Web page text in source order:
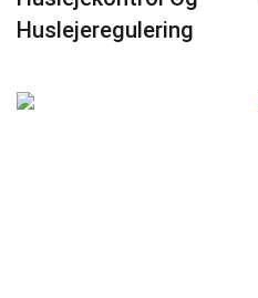
Huslejeregulering